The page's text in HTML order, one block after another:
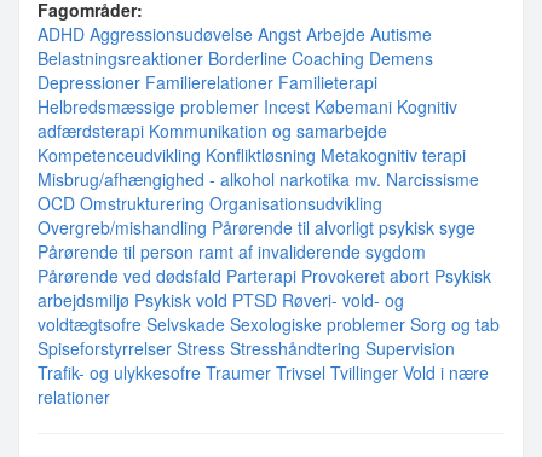
Fagområder:
ADHD Aggressionsudøvelse Angst Arbejde Autisme
Belastningsreaktioner Borderline Coaching Demens
Depressioner Familierelationer Familieterapi
Helbredsmæssige problemer Incest Købemani Kognitiv
adfærdsterapi Kommunikation og samarbejde
Kompetenceudvikling Konfliktløsning Metakognitiv terapi
Misbrug/afhængighed - alkohol narkotika mv. Narcissisme
OCD Omstrukturering Organisationsudvikling
Overgreb/mishandling Pårørende til alvorligt psykisk syge
Pårørende til person ramt af invaliderende sygdom
Pårørende ved dødsfald Parterapi Provokeret abort Psykisk
arbejdsmiljø Psykisk vold PTSD Røveri- vold- og
voldtægtsofre Selvskade Sexologiske problemer Sorg og tab
Spiseforstyrrelser Stress Stresshåndtering Supervision
Trafik- og ulykkesofre Traumer Trivsel Tvillinger Vold i nære
relationer